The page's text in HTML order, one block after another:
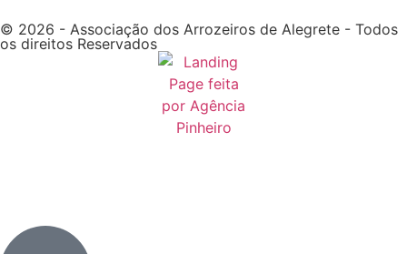
© 2026 - Associação dos Arrozeiros de Alegrete - Todos
os direitos Reservados